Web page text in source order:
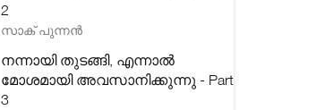
2
സാക് പുന്നൻ
നന്നായി തുടങ്ങി, എന്നാൽ
മോശമായി അവസാനിക്കുന്നു - Part
3